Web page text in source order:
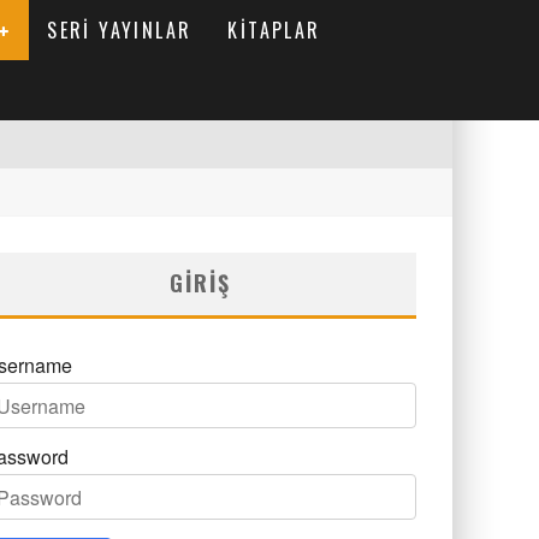
SERI YAYINLAR KITAPLAR
GIRIŞ